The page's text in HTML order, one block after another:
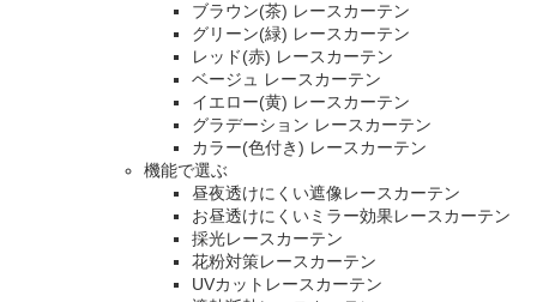
ブラウン(茶) レースカーテン
グリーン(緑) レースカーテン
レッド(赤) レースカーテン
ベージュ レースカーテン
イエロー(黄) レースカーテン
グラデーション レースカーテン
カラー(色付き) レースカーテン
機能で選ぶ
昼夜透けにくい遮像レースカーテン
お昼透けにくいミラー効果レースカーテン
採光レースカーテン
花粉対策レースカーテン
UVカットレースカーテン